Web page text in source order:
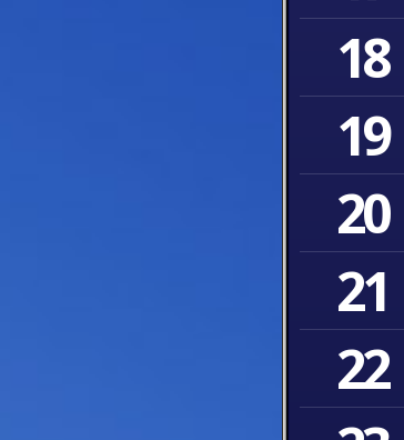
18
19
20
21
22